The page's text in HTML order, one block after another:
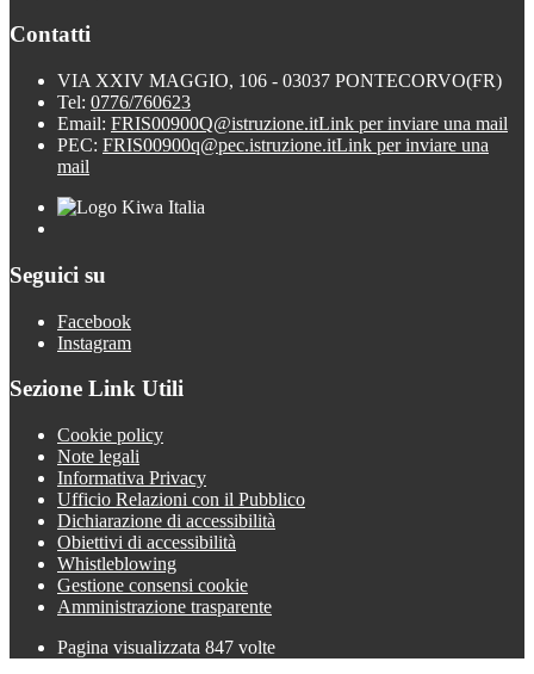
Contatti
VIA XXIV MAGGIO, 106 - 03037 PONTECORVO(FR)
Tel: 0776/760623
Email: FRIS00900Q@istruzione.itLink per inviare una mail
PEC: FRIS00900q@pec.istruzione.itLink per inviare una
mail
Seguici su
Facebook
Instagram
Sezione Link Utili
Cookie policy
Note legali
Informativa Privacy
Ufficio Relazioni con il Pubblico
Dichiarazione di accessibilità
Obiettivi di accessibilità
Whistleblowing
Gestione consensi cookie
Amministrazione trasparente
Pagina visualizzata 847 volte